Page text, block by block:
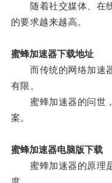
随着社交媒体、在线
的要求越来越高。
蜜蜂加速器下载地址
而传统的网络加速器
有限。
蜜蜂加速器的问世，
案。
蜜蜂加速器电脑版下载
蜜蜂加速器的原理是